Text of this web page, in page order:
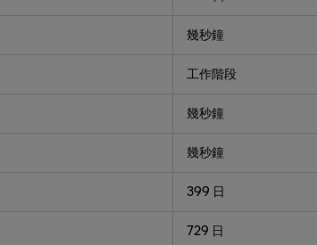
幾秒鐘
工作階段
幾秒鐘
幾秒鐘
399 日
729 日